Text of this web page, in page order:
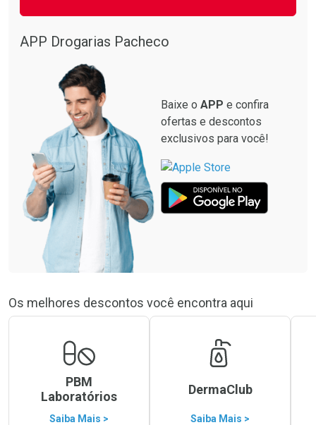
APP Drogarias Pacheco
Baixe o APP e confira
ofertas e descontos
exclusivos para você!
Os melhores descontos você encontra aqui
PBM
Laboratórios
Saiba Mais >
DermaClub
Saiba Mais >